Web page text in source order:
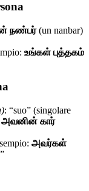
நண்பர்(un nanbar)
உங்கள் புத்தகம்
: “suo” (singolare
அவனின் கார்
அவர்கள்